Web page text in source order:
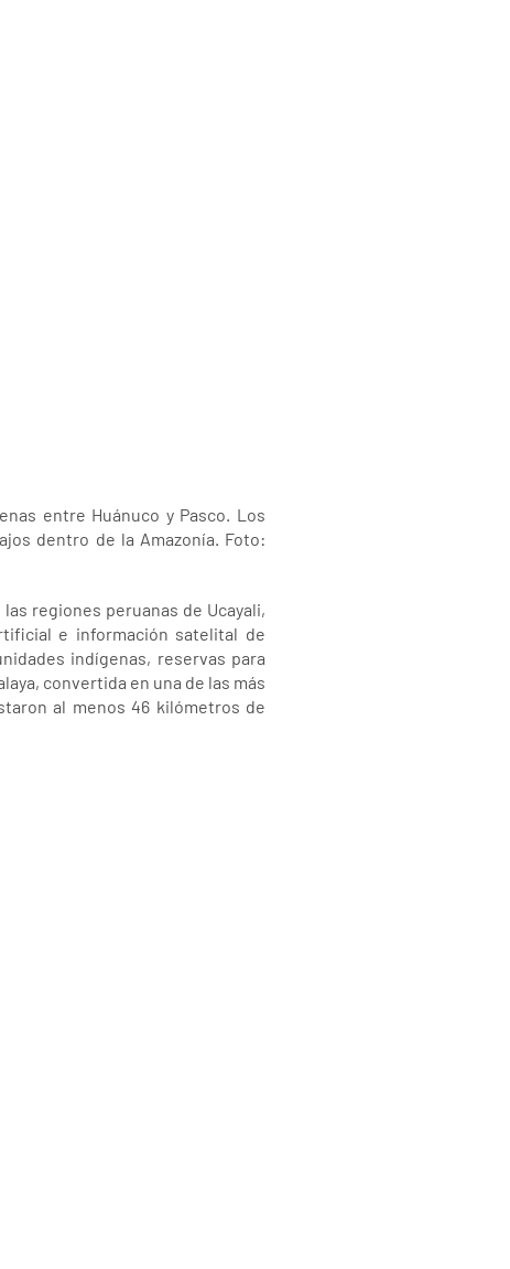
entre Huánuco y Pasco. Los
dentro de la Amazonía. Foto:
regiones peruanas de Ucayali,
e información satelital de
indígenas, reservas para
convertida en una de las más
al menos 46 kilómetros de